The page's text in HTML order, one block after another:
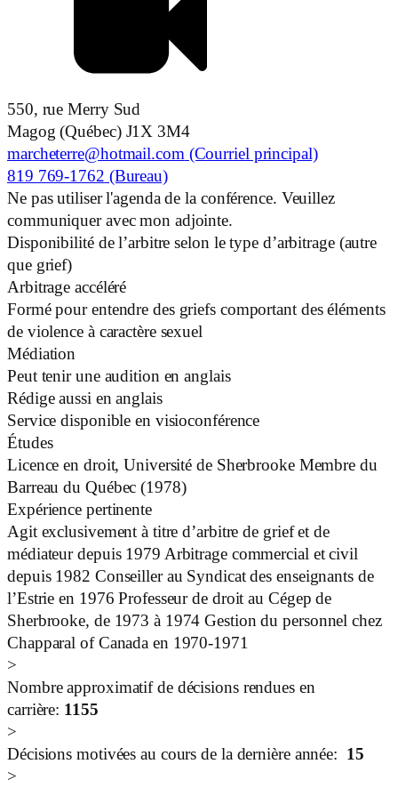
550, rue Merry Sud
Magog (Québec) J1X 3M4
marcheterre@hotmail.com (Courriel principal)
819 769-1762 (Bureau)
Ne pas utiliser l'agenda de la conférence. Veuillez
communiquer avec mon adjointe.
Disponibilité de l’arbitre selon le type d’arbitrage (autre
que grief)
Arbitrage accéléré
Formé pour entendre des griefs comportant des éléments
de violence à caractère sexuel
Médiation
Peut tenir une audition en anglais
Rédige aussi en anglais
Service disponible en visioconférence
Études
Licence en droit, Université de Sherbrooke Membre du
Barreau du Québec (1978)
Expérience pertinente
Agit exclusivement à titre d’arbitre de grief et de
médiateur depuis 1979 Arbitrage commercial et civil
depuis 1982 Conseiller au Syndicat des enseignants de
l’Estrie en 1976 Professeur de droit au Cégep de
Sherbrooke, de 1973 à 1974 Gestion du personnel chez
Chapparal of Canada en 1970-1971
>
Nombre approximatif de décisions rendues en
carrière: 1155
>
Décisions motivées au cours de la dernière année: 15
>